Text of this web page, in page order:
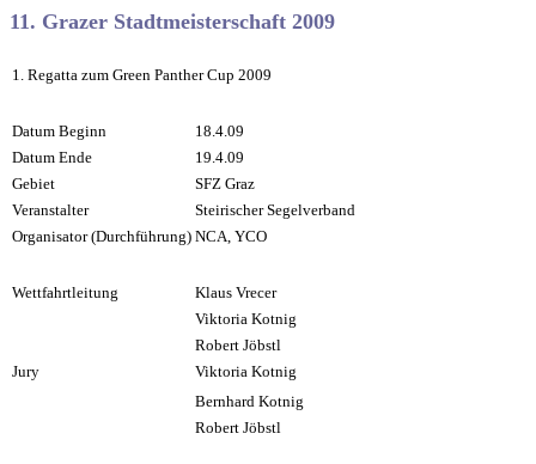
11. Grazer Stadtmeisterschaft 2009
1. Regatta zum Green Panther Cup 2009
Datum Beginn
18.4.09
Datum Ende
19.4.09
Gebiet
SFZ Graz
Veranstalter
Steirischer Segelverband
Organisator (Durchführung) NCA, YCO
Wettfahrtleitung
Klaus Vrecer
Viktoria Kotnig
Robert Jöbstl
Jury
Viktoria Kotnig
Bernhard Kotnig
Robert Jöbstl